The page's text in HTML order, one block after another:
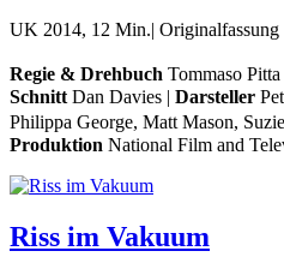
UK 2014, 12 Min.| Originalfassung
Regie & Drehbuch Tommaso Pitta
Schnitt Dan Davies | Darsteller
Philippa George, Matt Mason,
Produktion National Film and
Riss im Vakuum